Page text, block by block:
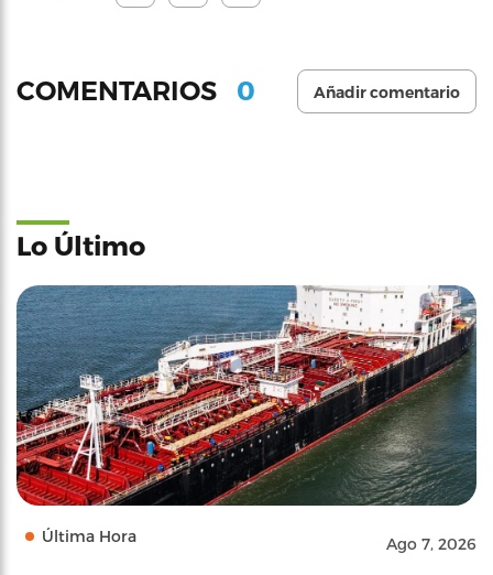
COMENTARIOS 0 Añadir comentario
Lo Último
Última Hora Ago 7, 2026